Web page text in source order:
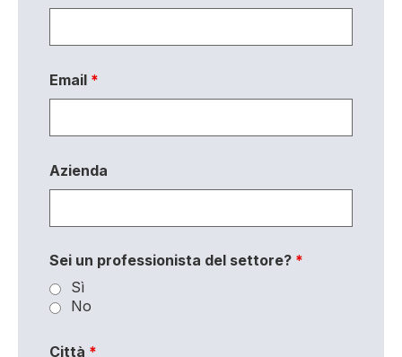
Email *
Azienda
Sei un professionista del settore? *
Sì
No
Città *